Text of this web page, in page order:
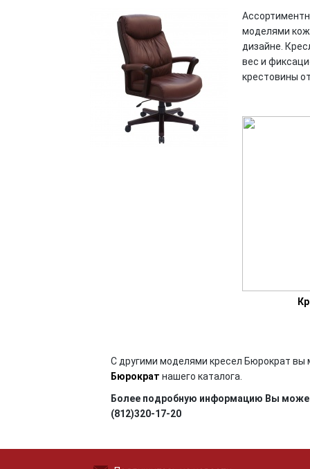
моделями
дизайне.
вес и
крестовины
С другими моделями кресел Бюрократ вы
Бюрократ нашего каталога.
Более подробную информацию Вы
(812)320-17-20